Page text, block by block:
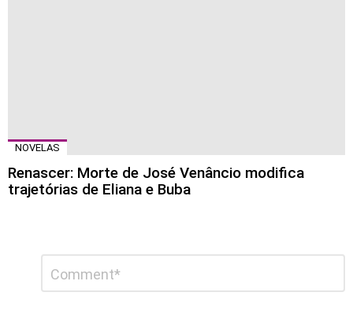
NOVELAS
Renascer: Morte de José Venâncio modifica
trajetórias de Eliana e Buba
comentário